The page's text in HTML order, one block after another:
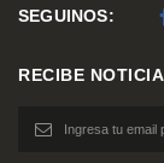
SEGUINOS:
RECIBE